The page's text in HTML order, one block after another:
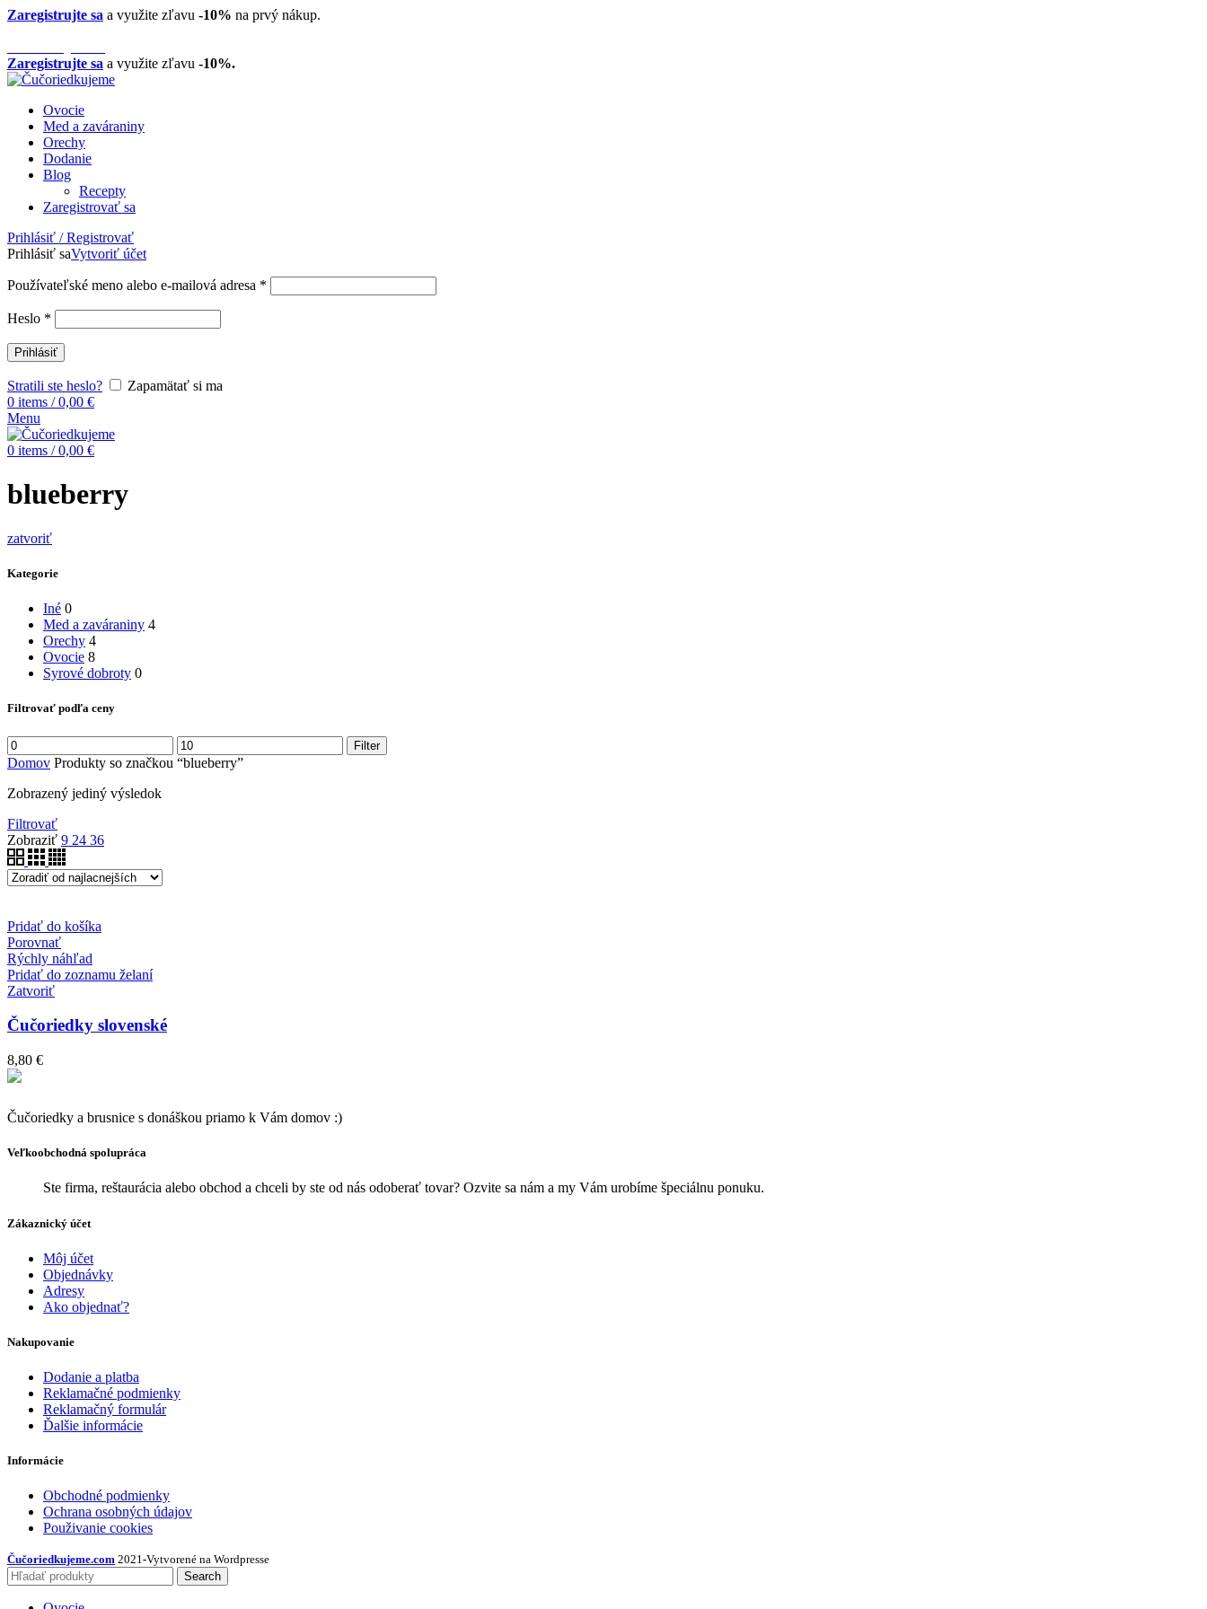
Zaregistrujte sa a využite zľavu -10% na prvý nákup.
Zaregistrujte sa a využite zľavu -10%.
Ovocie
Med a zaváraniny
Orechy
Dodanie
Blog
Recepty
Zaregistrovať sa
Prihlásiť / Registrovať
Prihlásiť saVytvoriť účet
Používateľské meno alebo e-mailová adresa *
Heslo *
Prihlásiť
Stratili ste heslo?
Zapamätať si ma
0 items / 0,00 €
Menu
0 items / 0,00 €
blueberry
zatvoriť
Kategorie
Iné 0
Med a zaváraniny 4
Orechy 4
Ovocie 8
Syrové dobroty 0
Filtrovať podľa ceny
Minimálna
cena
Maximálna
cena
Filter
Domov Produkty so značkou “blueberry”
Zobrazený jediný výsledok
Filtrovať
Zobraziť 9 24 36
Pridať do košíka
Porovnať
Rýchly náhľad
Pridať do zoznamu želaní
Zatvoriť
Čučoriedky slovenské
8,80 €
Čučoriedky a brusnice s donáškou priamo k Vám domov :)
Veľkoobchodná spolupráca
Ste firma, reštaurácia alebo obchod a chceli by ste od nás odoberať tovar? Ozvite sa nám a my Vám urobíme špeciálnu ponuku.
Zákaznický účet
Môj účet
Objednávky
Adresy
Ako objednať?
Nakupovanie
Dodanie a platba
Reklamačné podmienky
Reklamačný formulár
Ďalšie informácie
Informácie
Obchodné podmienky
Ochrana osobných údajov
Použivanie cookies
Čučoriedkujeme.com 2021-Vytvorené na Wordpresse
Search